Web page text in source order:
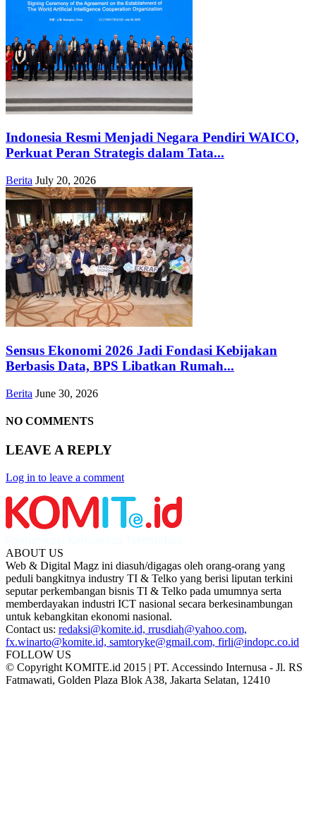
Indonesia Resmi Menjadi Negara Pendiri WAICO,
Perkuat Peran Strategis dalam Tata...
Berita July 20, 2026
Sensus Ekonomi 2026 Jadi Fondasi Kebijakan
Berbasis Data, BPS Libatkan Rumah...
Berita June 30, 2026
NO COMMENTS
LEAVE A REPLY
Log in to leave a comment
ABOUT US
Web & Digital Magz ini diasuh/digagas oleh orang-orang yang
peduli bangkitnya industry TI & Telko yang berisi liputan terkini
seputar perkembangan bisnis TI & Telko pada umumnya serta
memberdayakan industri ICT nasional secara berkesinambungan
untuk kebangkitan ekonomi nasional.
Contact us: redaksi@komite.id, rrusdiah@yahoo.com,
fx.winarto@komite.id, samtoryke@gmail.com, firli@indopc.co.id
FOLLOW US
© Copyright KOMITE.id 2015 | PT. Accessindo Internusa - Jl. RS
Fatmawati, Golden Plaza Blok A38, Jakarta Selatan, 12410